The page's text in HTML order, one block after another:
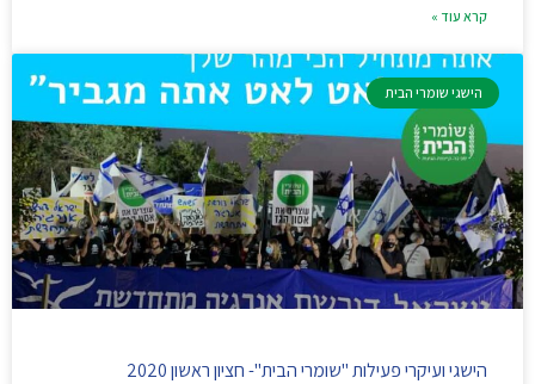
קרא עוד »
הישגי שומרי הבית
הישגי ועיקרי פעילות "שומרי הבית"- חציון ראשון 2020